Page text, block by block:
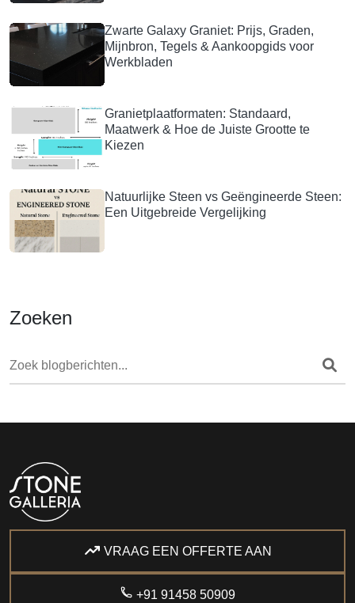
Zwarte Galaxy Graniet: Prijs, Graden,
Mijnbron, Tegels & Aankoopgids voor
Werkbladen
Granietplaatformaten: Standaard,
Maatwerk & Hoe de Juiste Grootte te
Kiezen
Natuurlijke Steen vs Geëngineerde Steen:
Een Uitgebreide Vergelijking
Zoeken
VRAAG EEN OFFERTE AAN
+91 91458 50909